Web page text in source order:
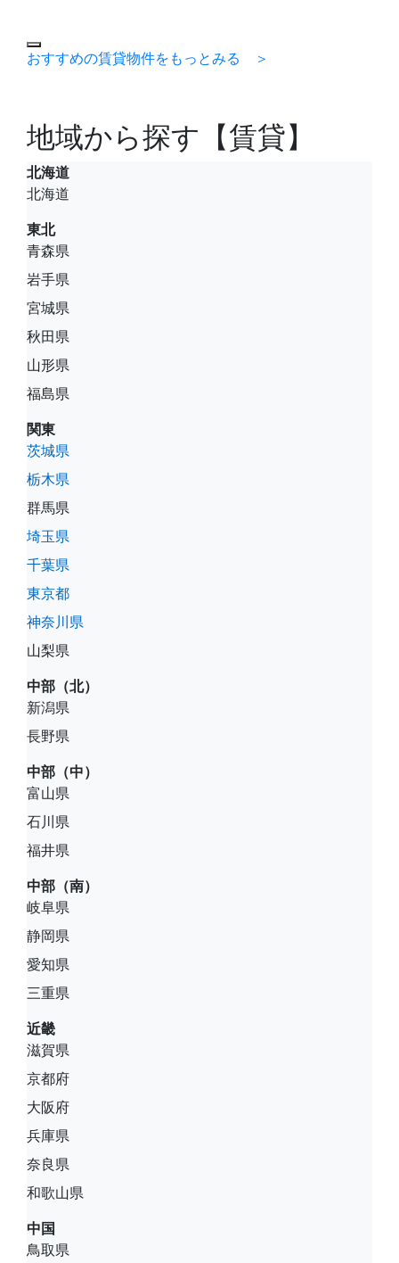
おすすめの賃貸物件をもっとみる ＞
地域から探す【賃貸】
北海道
北海道
東北
青森県
岩手県
宮城県
秋田県
山形県
福島県
関東
茨城県
栃木県
群馬県
埼玉県
千葉県
東京都
神奈川県
山梨県
中部（北）
新潟県
長野県
中部（中）
富山県
石川県
福井県
中部（南）
岐阜県
静岡県
愛知県
三重県
近畿
滋賀県
京都府
大阪府
兵庫県
奈良県
和歌山県
中国
鳥取県